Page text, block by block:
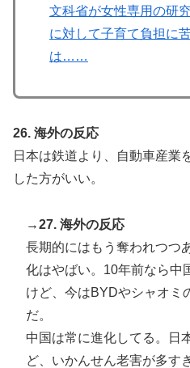
文科省が女性専用の研
に対して子育て負担に
は……
26. 海外の反応
日本は鉄道より、自動車産業
した方がいい。
→27. 海外の反応
長期的にはもう奪われつつ
化はやばい。10年前なら中
けど、今はBYDやシャオミ
だ。
中国は常に進化してる。日
ど、いかんせん老害が多す